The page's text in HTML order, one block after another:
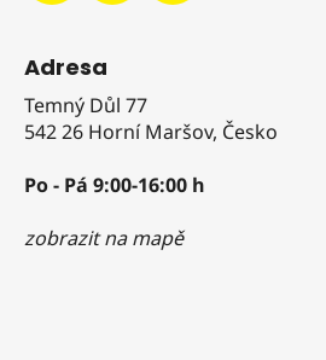
Adresa
Temný Důl 77
542 26 Horní Maršov, Česko
Po - Pá 9:00-16:00 h
zobrazit na mapě